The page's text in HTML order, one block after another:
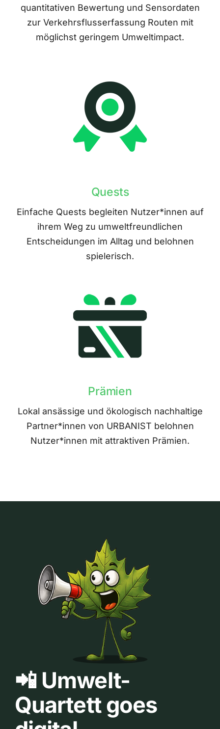
quantitativen Bewertung und Sensordaten
zur Verkehrsflusserfassung Routen mit
möglichst geringem Umweltimpact.
Quests
Einfache Quests begleiten Nutzer*innen auf
ihrem Weg zu umweltfreundlichen
Entscheidungen im Alltag und belohnen
spielerisch.
Prämien
Lokal ansässige und ökologisch nachhaltige
Partner*innen von URBANIST belohnen
Nutzer*innen mit attraktiven Prämien.
📲 Umwelt-
Quartett goes